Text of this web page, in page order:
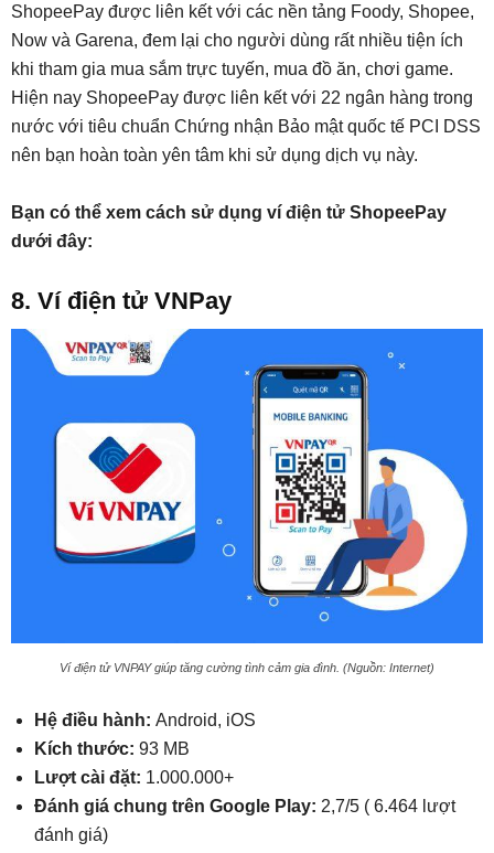
ShopeePay được liên kết với các nền tảng Foody, Shopee,
Now và Garena, đem lại cho người dùng rất nhiều tiện ích
khi tham gia mua sắm trực tuyến, mua đồ ăn, chơi game.
Hiện nay ShopeePay được liên kết với 22 ngân hàng trong
nước với tiêu chuẩn Chứng nhận Bảo mật quốc tế PCI DSS
nên bạn hoàn toàn yên tâm khi sử dụng dịch vụ này.
Bạn có thể xem cách sử dụng ví điện tử ShopeePay
dưới đây:
8. Ví điện tử VNPay
Ví điện tử VNPAY giúp tăng cường tình cảm gia đình. (Nguồn: Internet)
Hệ điều hành: Android, iOS
Kích thước: 93 MB
Lượt cài đặt: 1.000.000+
Đánh giá chung trên Google Play: 2,7/5 ( 6.464 lượt
đánh giá)